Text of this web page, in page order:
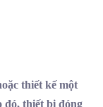
thiết kế một
đó, thiết bị đóng